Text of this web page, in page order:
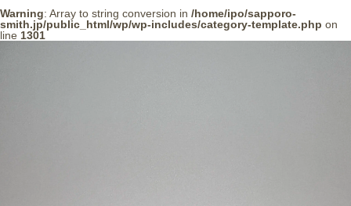
Warning: Array to string conversion in /home/ipo/sapporo-
smith.jp/public_html/wp/wp-includes/category-template.php on
line 1301